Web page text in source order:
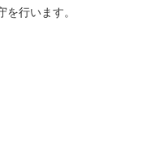
行います。